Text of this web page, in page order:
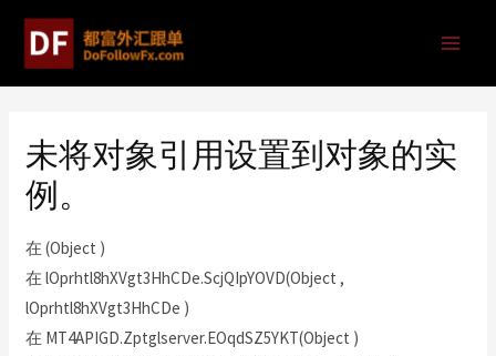
未将对象引用设置到对象的实
例。
在 (Object )
在 lOprhtl8hXVgt3HhCDe.ScjQIpYOVD(Object ,
lOprhtl8hXVgt3HhCDe )
在 MT4APIGD.Zptglserver.EOqdSZ5YKT(Object )